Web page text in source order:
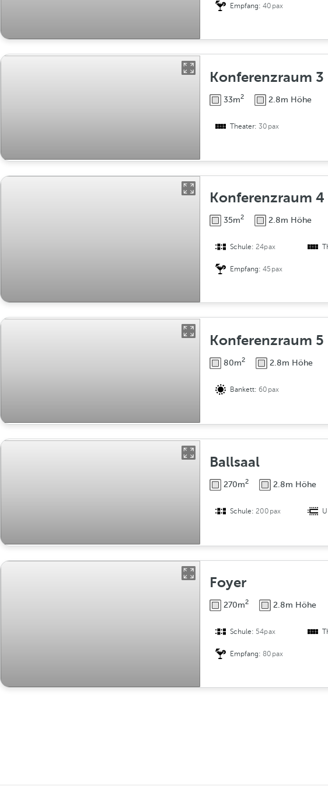
Empfang:40pax
Konferenzraum 3
33m2 2.8m Höhe
Theater:30pax
Konferenzraum 4
35m2 2.8m Höhe
Schule:24pax
Empfang:45pax
Konferenzraum 5
80m2 2.8m Höhe
Bankett:60pax
Ballsaal
270m2 2.8m Höhe
Schule:200pax
Foyer
270m2 2.8m Höhe
Schule: 54pax
Empfang:80pax